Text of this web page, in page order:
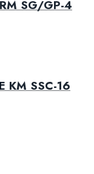
SG/GP-4
KM SSC-16